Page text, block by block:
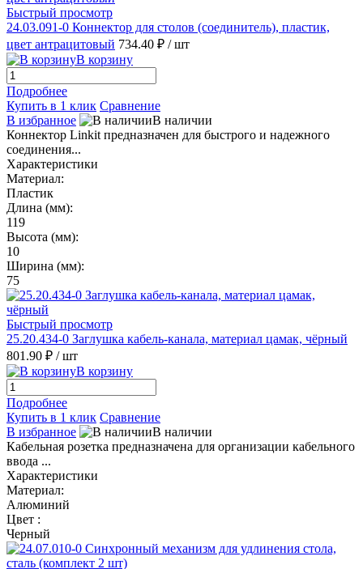
Быстрый просмотр
24.03.091-0 Коннектор для столов (соединитель), пластик,
цвет антрацитовый 734.40 ₽ / шт
В корзину
Подробнее
Купить в 1 клик Сравнение
В избранное
В наличии
Коннектор Linkit предназначен для быстрого и надежного
соединения...
Характеристики
Материал:
Пластик
Длина (мм):
119
Высота (мм):
10
Ширина (мм):
75
Быстрый просмотр
25.20.434-0 Заглушка кабель-канала, материал цамак, чёрный
801.90 ₽ / шт
В корзину
Подробнее
Купить в 1 клик Сравнение
В избранное
В наличии
Кабельная розетка предназначена для организации кабельного
ввода ...
Характеристики
Материал:
Алюминий
Цвет :
Черный